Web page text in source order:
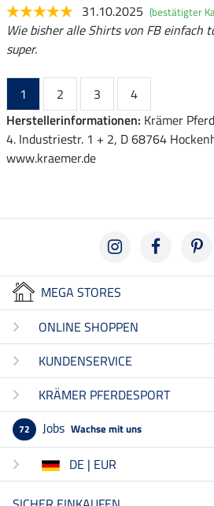
31.10.2025 (bestätigter
Wie bisher alle Shirts von FB einfach
super.
1 2 3
4
Herstellerinformationen: Krämer
4. Industriestr. 1 + 2, D 68764
www.kraemer.de
MEGA STORES
ONLINE SHOPPEN
KUNDENSERVICE
KRÄMER PFERDESPORT
72 Jobs Wachse mit uns
DE | EUR